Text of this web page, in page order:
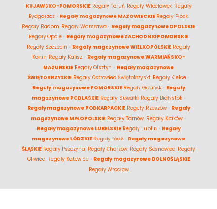
KUJAWSKO-POMORSKIE Regały Toruń, Regały Włocławek, Regały
Bydgoszcz• Regały magazynowe MAZOWIECKIE Regały Płock,
Regały Radom Regały Warszawa • Regały magazynowe OPOLSKIE
Regały Opole • Regały magazynowe ZACHODNIOPOMORSKIE
Regały Szczecin • Regały magazynowe WIELKOPOLSKIE Regały
Konin Regały Kalisz• Regały magazynowe WARMIAŃSKO-
MAZURSKIE Regały Olsztyn • Regały magazynowe
ŚWIĘTOKRZYSKIE Regały Ostrowiec Świętokrzyski Regały Kielce •
Regały magazynowe POMORSKIE Regały Gdańsk• Regały
magazynowe PODLASKIE Regały Suwałki Regały Białystok•
Regały magazynowe PODKARPACKIE Regały Rzeszów• Regały
magazynowe MAŁOPOLSKIE Regały Tarnów Regały Kraków •
Regały magazynowe LUBELSKIE Regały Lublin • Regały
magazynowe ŁÓDZKIE Regały Łódź • Regały magazynowe
ŚLĄSKIE Regały Pszczyna Regały Chorzów Regały Sosnowiec Regały
Gliwice, Regały Katowice• Regały magazynowe DOLNOŚLĄSKIE
Regały Wrocław